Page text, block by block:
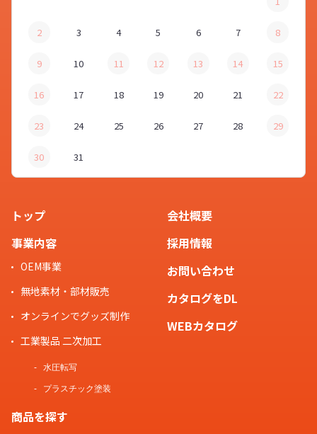
2 3 4 5 6 7 8
9 10 11 12 13 14 15
16 17 18 19 20 21 22
23 24 25 26 27 28 29
30 31
トップ
事業内容
OEM事業
無地素材・部材販売
オンラインでグッズ制作
工業製品 二次加工
水圧転写
プラスチック塗装
商品を探す
会社概要
採用情報
お問い合わせ
カタログをDL
WEBカタログ